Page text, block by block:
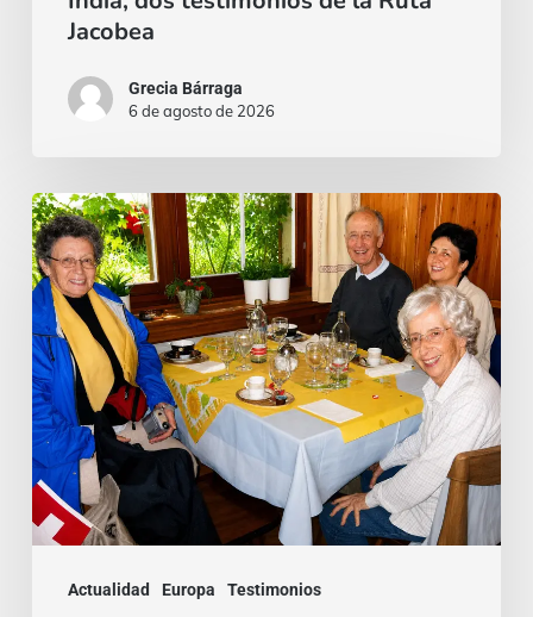
Ruta
Jacobea
Jacobea
Grecia Bárraga
6 de agosto de 2026
Actualidad Europa Testimonios
Cardenal
Camillo
Ruini
un
«fiel
pastor»
paseando
por
los